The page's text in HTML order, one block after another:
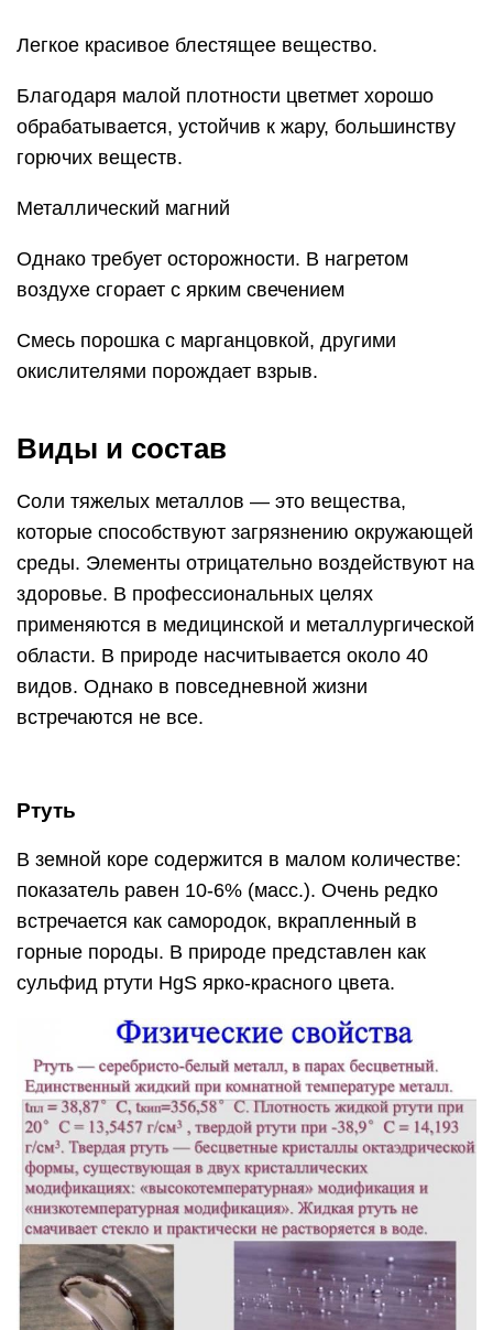
Легкое красивое блестящее вещество.
Благодаря малой плотности цветмет хорошо
обрабатывается, устойчив к жару, большинству
горючих веществ.
Металлический магний
Однако требует осторожности. В нагретом
воздухе сгорает с ярким свечением
Смесь порошка с марганцовкой, другими
окислителями порождает взрыв.
Виды и состав
Соли тяжелых металлов — это вещества,
которые способствуют загрязнению окружающей
среды. Элементы отрицательно воздействуют на
здоровье. В профессиональных целях
применяются в медицинской и металлургической
области. В природе насчитывается около 40
видов. Однако в повседневной жизни
встречаются не все.
Ртуть
В земной коре содержится в малом количестве:
показатель равен 10-6% (масс.). Очень редко
встречается как самородок, вкрапленный в
горные породы. В природе представлен как
сульфид ртути HgS ярко-красного цвета.